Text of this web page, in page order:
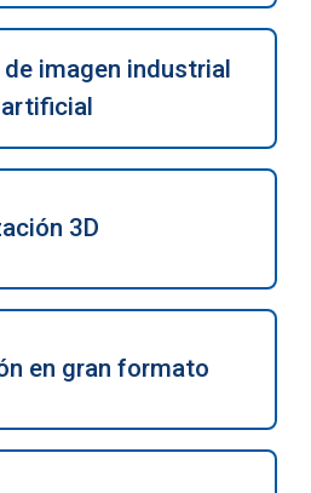
de imagen industrial
3D
en gran formato